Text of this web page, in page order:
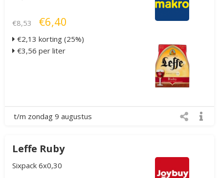
€8,53 €6,40
€2,13 korting (25%)
€3,56 per liter
t/m zondag 9 augustus
Leffe Ruby
Sixpack 6x0,30